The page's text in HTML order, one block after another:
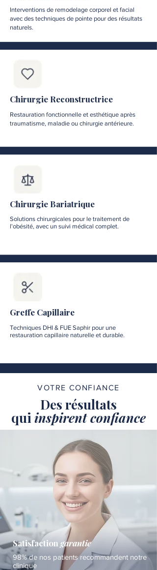
Interventions de remodelage corporel et facial
avec des techniques de pointe pour des résultats
naturels.
Chirurgie Reconstructrice
Restauration fonctionnelle et esthétique après
traumatisme, maladie ou chirurgie antérieure.
Chirurgie Bariatrique
Solutions chirurgicales pour le traitement de
l'obésité, avec un suivi médical complet.
Greffe Capillaire
Techniques DHI & FUE Saphir pour une
restauration capillaire naturelle et durable.
VOTRE CONFIANCE
Des résultats
quiinspirent confiance
Satisfaction garantie
98% de nos patients recommandent notre
clinique